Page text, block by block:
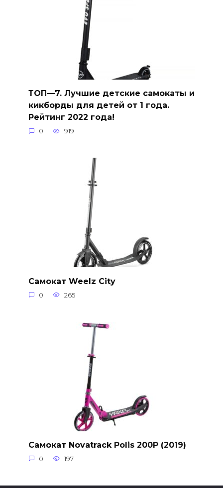
ТОП—7. Лучшие детские самокаты и
кикборды для детей от 1 года.
Рейтинг 2022 года!
0 919
Самокат Weelz City
0 265
Самокат Novatrack Polis 200P (2019)
0 197